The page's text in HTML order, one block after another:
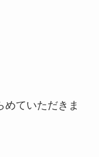
ていただきま